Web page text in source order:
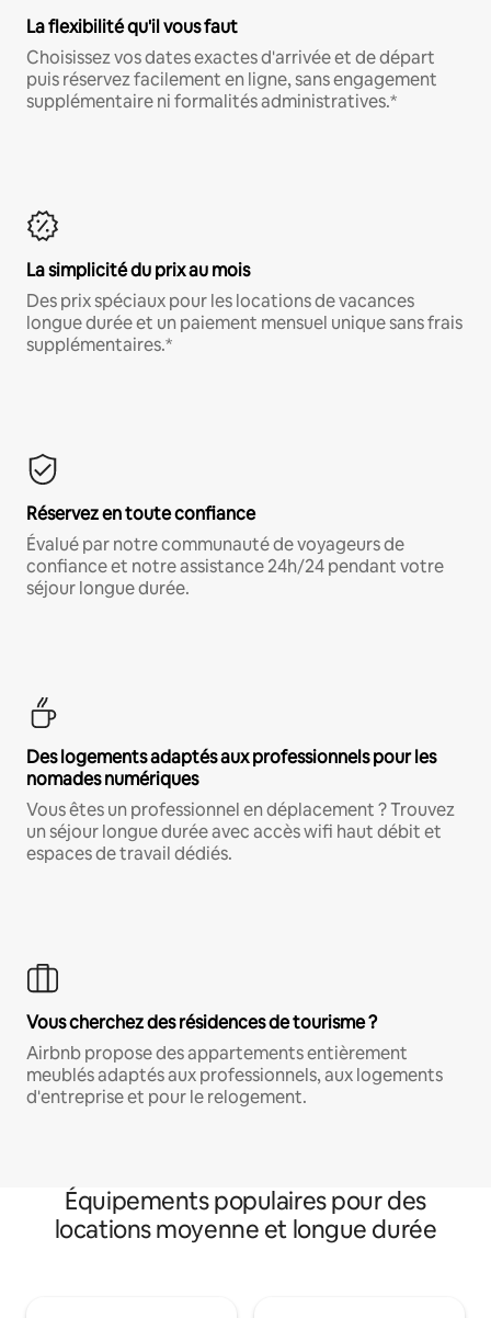
La flexibilité qu'il vous faut
Choisissez vos dates exactes d'arrivée et de départ
puis réservez facilement en ligne, sans engagement
supplémentaire ni formalités administratives.*
La simplicité du prix au mois
Des prix spéciaux pour les locations de vacances
longue durée et un paiement mensuel unique sans frais
supplémentaires.*
Réservez en toute confiance
Évalué par notre communauté de voyageurs de
confiance et notre assistance 24h/24 pendant votre
séjour longue durée.
Des logements adaptés aux professionnels pour les
nomades numériques
Vous êtes un professionnel en déplacement ? Trouvez
un séjour longue durée avec accès wifi haut débit et
espaces de travail dédiés.
Vous cherchez des résidences de tourisme ?
Airbnb propose des appartements entièrement
meublés adaptés aux professionnels, aux logements
d'entreprise et pour le relogement.
Équipements populaires pour des
locations moyenne et longue durée